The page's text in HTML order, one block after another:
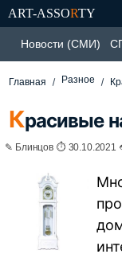
ART-ASSORTY
Новости (СМИ)
Главная Разное
Красивые
✎ Блинцов ⏱ 30.10.2021